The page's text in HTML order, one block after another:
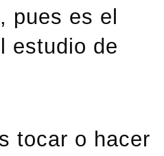
pues es el
estudio de
tocar o hacer